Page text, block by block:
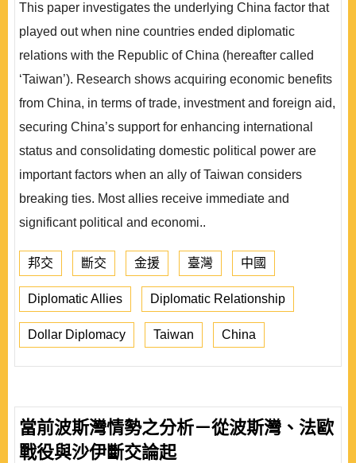
This paper investigates the underlying China factor that
played out when nine countries ended diplomatic
relations with the Republic of China (hereafter called
‘Taiwan’). Research shows acquiring economic benefits
from China, in terms of trade, investment and foreign aid,
securing China’s support for enhancing international
status and consolidating domestic political power are
important factors when an ally of Taiwan considers
breaking ties. Most allies receive immediate and
significant political and economi..
邦交 斷交 金援 臺灣 中國
Diplomatic Allies Diplomatic Relationship
Dollar Diplomacy Taiwan China
當前波斯灣情勢之分析－從波斯灣、法歐
戰役與沙伊斷交論起